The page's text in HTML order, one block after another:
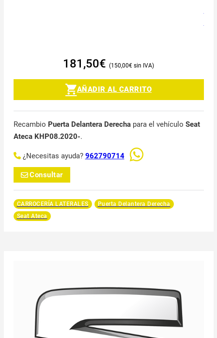
181,50€ 150,00€
AÑADIR AL CARRITO
Recambio Puerta Delantera Derechapara el vehículo Seat
Ateca KHP08.2020-.
¿Necesitas ayuda? 962790714
Consultar
CARROCERÍA LATERALES
Puerta Delantera Derecha
Seat Ateca